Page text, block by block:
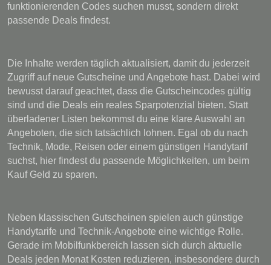
funktionierenden Codes suchen musst, sondern direkt
passende Deals findest.
Die Inhalte werden täglich aktualisiert, damit du jederzeit
Zugriff auf neue Gutscheine und Angebote hast. Dabei wird
bewusst darauf geachtet, dass die Gutscheincodes gültig
sind und die Deals ein reales Sparpotenzial bieten. Statt
überladener Listen bekommst du eine klare Auswahl an
Angeboten, die sich tatsächlich lohnen. Egal ob du nach
Technik, Mode, Reisen oder einem günstigen Handytarif
suchst, hier findest du passende Möglichkeiten, um beim
Kauf Geld zu sparen.
Neben klassischen Gutscheinen spielen auch günstige
Handytarife und Technik-Angebote eine wichtige Rolle.
Gerade im Mobilfunkbereich lassen sich durch aktuelle
Deals jeden Monat Kosten reduzieren, insbesondere durch